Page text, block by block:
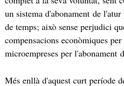
un sistema d'abonament de
de temps; això sense perjudici
compensacions econòmiques
microempreses per l'abonament
Més enllà d'aquest curt període